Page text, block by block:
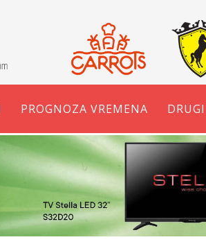
PROGNOZA VREMENA